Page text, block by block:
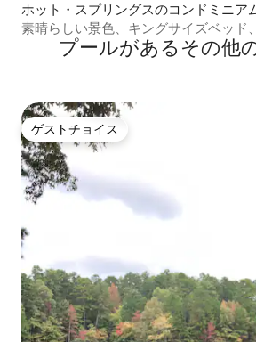
ホット・スプリングスのコンドミニア
素晴らしい景色、キングサイズベッド
プールがあるその他
ゲストチョイス
ゲストチョイス